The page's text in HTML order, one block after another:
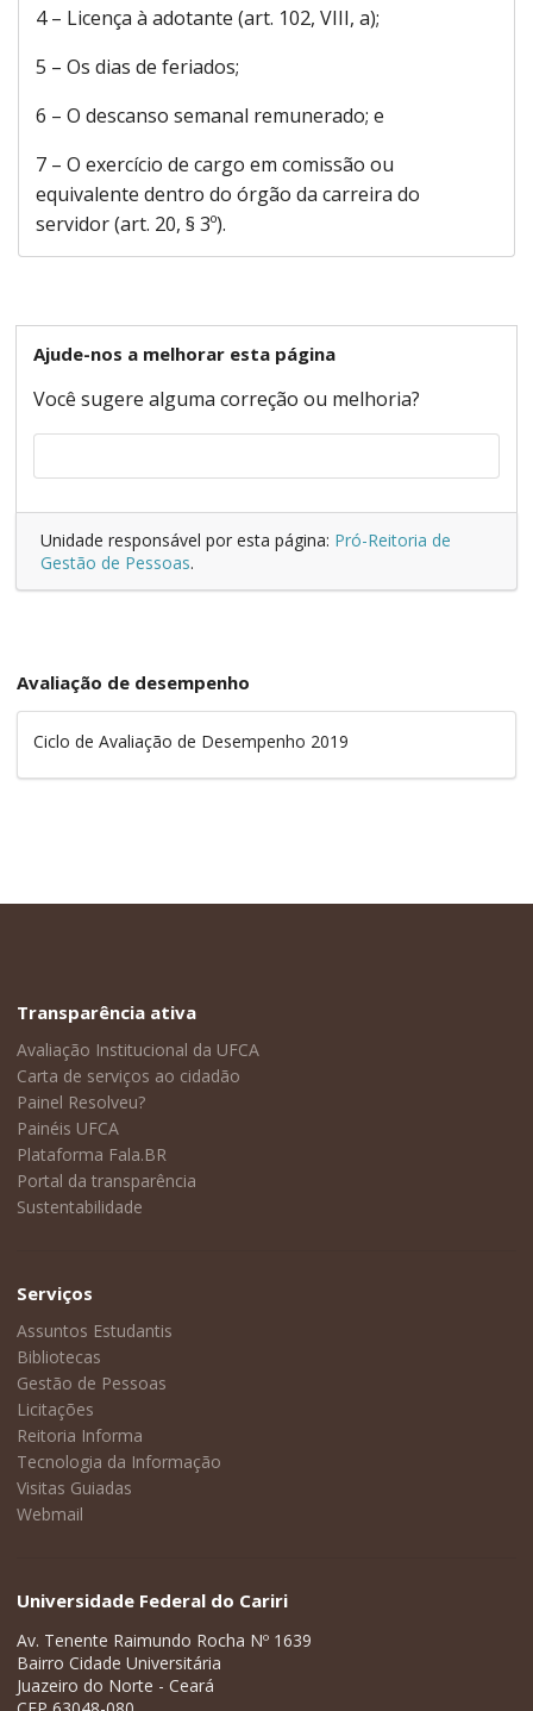
4 – Licença à adotante (art. 102, VIII, a);
5 – Os dias de feriados;
6 – O descanso semanal remunerado; e
7 – O exercício de cargo em comissão ou
equivalente dentro do órgão da carreira do
servidor (art. 20, § 3º).
Ajude-nos a melhorar esta página
Você sugere alguma correção ou melhoria?
Unidade responsável por esta página: Pró-Reitoria de
Gestão de Pessoas.
Avaliação de desempenho
Ciclo de Avaliação de Desempenho 2019
Transparência ativa
Avaliação Institucional da UFCA
Carta de serviços ao cidadão
Painel Resolveu?
Painéis UFCA
Plataforma Fala.BR
Portal da transparência
Sustentabilidade
Serviços
Assuntos Estudantis
Bibliotecas
Gestão de Pessoas
Licitações
Reitoria Informa
Tecnologia da Informação
Visitas Guiadas
Webmail
Universidade Federal do Cariri
Av. Tenente Raimundo Rocha Nº 1639
Bairro Cidade Universitária
Juazeiro do Norte - Ceará